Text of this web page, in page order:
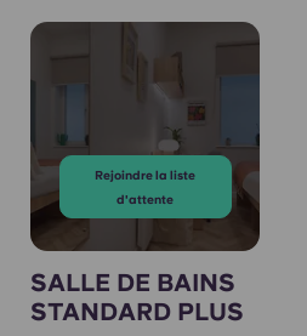
Rejoindre la liste
d'attente
SALLE DE BAINS
STANDARD PLUS